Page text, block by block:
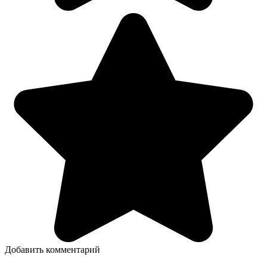
Добавить комментарий